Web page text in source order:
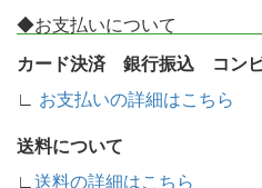
◆お支払いについて
カード決済 銀行振込 コン
∟ お支払いの詳細はこちら
送料について
∟送料の詳細はこちら